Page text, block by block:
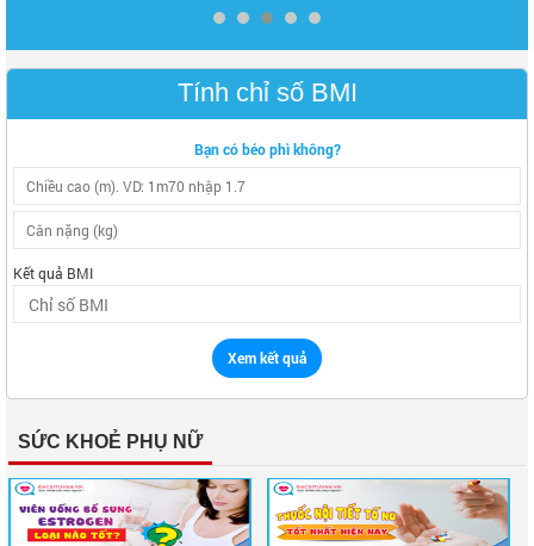
Tính chỉ số BMI
Bạn có béo phì không?
Kết quả BMI
Xem kết quả
SỨC KHOẺ PHỤ NỮ